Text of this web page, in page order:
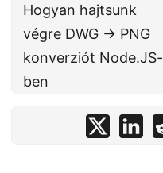
Hogyan hajtsunk
végre DWG → PNG
konverziót Node.JS-
ben